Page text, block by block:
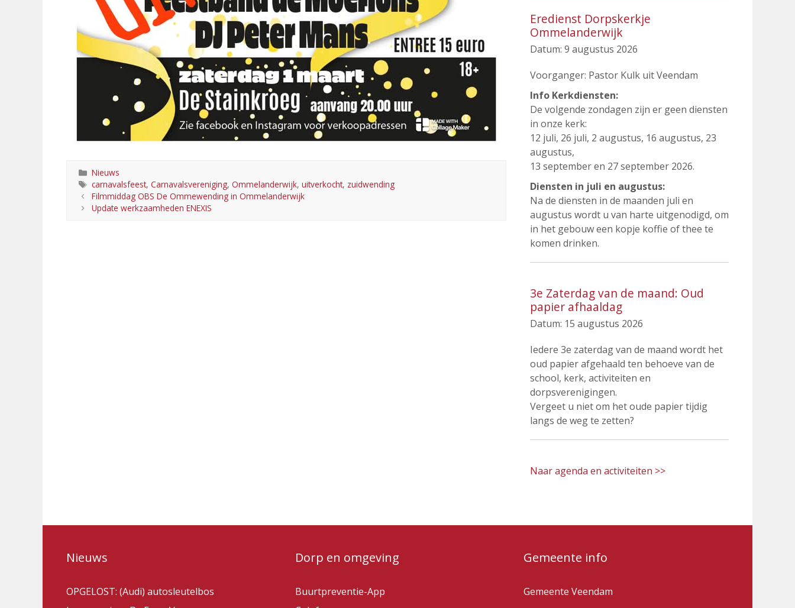
Categorieën
Nieuws
Tags
carnavalsfeest, Carnavalsvereniging, Ommelanderwijk, uitverkocht, zuidwending
Filmmiddag OBS De Ommewending in Ommelanderwijk
Update werkzaamheden ENEXIS
Eredienst Dorpskerkje
Ommelanderwijk
Datum: 9 augustus 2026
Voorganger: Pastor Kulk uit Veendam
Info Kerkdiensten:
De volgende zondagen zijn er geen diensten
in onze kerk:
12 juli, 26 juli, 2 augustus, 16 augustus, 23
augustus,
13 september en 27 september 2026.
Diensten in juli en augustus:
Na de diensten in de maanden juli en
augustus wordt u van harte uitgenodigd, om
in het gebouw een kopje koffie of thee te
komen drinken.
3e Zaterdag van de maand: Oud
papier afhaaldag
Datum: 15 augustus 2026
Iedere 3e zaterdag van de maand wordt het
oud papier afgehaald ten behoeve van de
school, kerk, activiteiten en
dorpsverenigingen.
Vergeet u niet om het oude papier tijdig
langs de weg te zetten?
Naar agenda en activiteiten >>
Nieuws
OPGELOST: (Audi) autosleutelbos
Dorp en omgeving
Buurtpreventie-App
Gemeente info
Gemeente Veendam